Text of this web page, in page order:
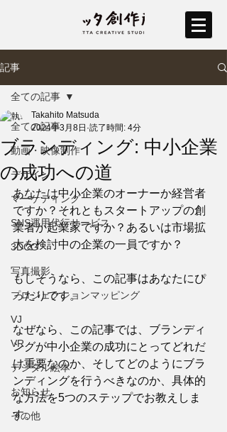
記事
全ての記事
動画・映像制作
デザイン
マーケティング
SNS運用代行サービス
3DCG
写真撮影
プロジェクションマッピング
VJ
VR
デジタル絵本
お知らせ
その他
全ての記事
ブランディング: 中小企業
の成功への道
Takahito Matsuda
2024年3月8日 読了時間: 4分
あなたは中小企業のオーナーか経営者
ですか？それともスタートアップの創
業者か起業家ですか？あるいは市場拡
大を検討中の企業の一員ですか？
もしそうなら、この記事はあなたにぴ
ったりです。
なぜなら、この記事では、ブランディ
ングが中小企業の成功にとってどれだ
け重要なのか、そしてどのようにブラ
ンディングを行うべきなのか、具体的
な方法を5つのステップでお教えしま
す。